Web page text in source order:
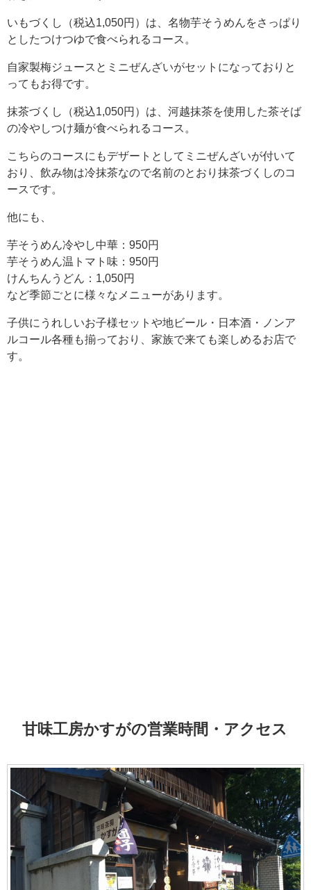
いもづくし（税込1,050円）は、名物芋そうめんをさっぱり
としたつけつゆで食べられるコース。
自家製梅ジュースとミニぜんざいがセットになっておりと
ってもお得です。
抹茶づくし（税込1,050円）は、河越抹茶を使用した茶そば
の冷やしつけ麺が食べられるコース。
こちらのコースにもデザートとしてミニぜんざいが付いて
おり、飲み物は冷抹茶なので名前のとおり抹茶づくしのコ
ースです。
他にも、
芋そうめん冷やし中華：950円
芋そうめん温トマト味：950円
けんちんうどん：1,050円
など季節ごとに様々なメニューがあります。
子供にうれしいお子様セットや地ビール・日本酒・ノンア
ルコール各種も揃っており、家族で来ても楽しめるお店で
す。
甘味工房かすがの営業時間・アクセス